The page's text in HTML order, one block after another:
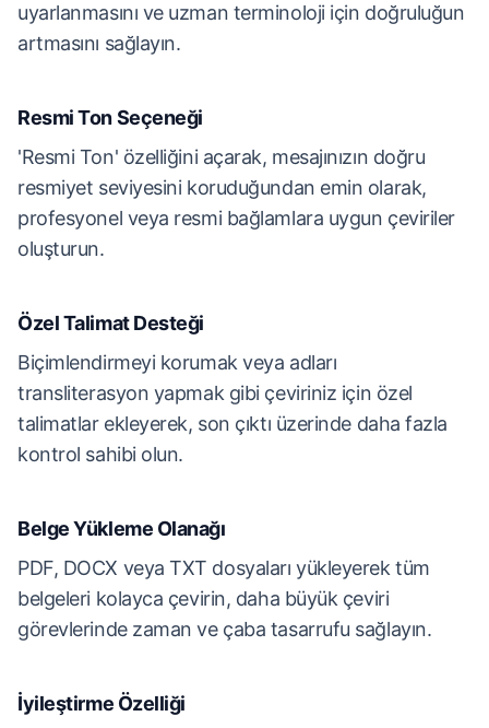
uyarlanmasını ve uzman terminoloji için doğruluğun
artmasını sağlayın.
Resmi Ton Seçeneği
'Resmi Ton' özelliğini açarak, mesajınızın doğru
resmiyet seviyesini koruduğundan emin olarak,
profesyonel veya resmi bağlamlara uygun çeviriler
oluşturun.
Özel Talimat Desteği
Biçimlendirmeyi korumak veya adları
transliterasyon yapmak gibi çeviriniz için özel
talimatlar ekleyerek, son çıktı üzerinde daha fazla
kontrol sahibi olun.
Belge Yükleme Olanağı
PDF, DOCX veya TXT dosyaları yükleyerek tüm
belgeleri kolayca çevirin, daha büyük çeviri
görevlerinde zaman ve çaba tasarrufu sağlayın.
İyileştirme Özelliği